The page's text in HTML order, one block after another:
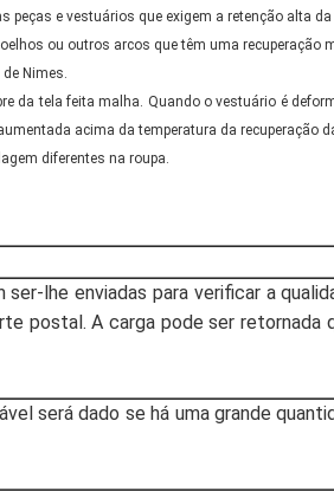
peças e vestuários que exigem a retenção alta
ou outros arcos que têm uma recuperação
Nimes.
da tela feita malha. Quando o vestuário é
acima da temperatura da recuperação
diferentes na roupa.
ser-lhe enviadas para verificar a
postal. A carga pode ser retornada
será dado se há uma grande